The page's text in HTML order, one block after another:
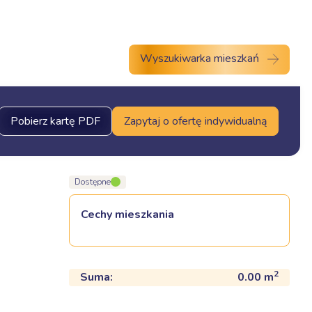
Wyszukiwarka mieszkań
Pobierz kartę PDF Zapytaj o ofertę indywidualną
Dostępne
Cechy mieszkania
Suma: 0.00 m2